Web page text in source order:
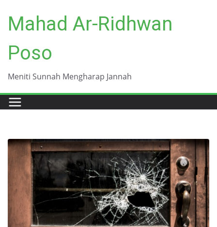
content
Mahad Ar-Ridhwan
Poso
Meniti Sunnah Mengharap Jannah